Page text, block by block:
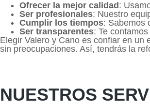
Ofrecer la mejor calidad :
Ser profesionales: Nuestro
Cumplir los tiempos: Sabemos
Ser transparentes: Te
Elegir Valero y Cano es confiar en un
sin preocupaciones. Así, tendrás la
NUESTROS